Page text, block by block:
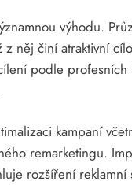
výhodu.
něj činí atraktivní
podle
kampaní
remarketingu.
rozšíření